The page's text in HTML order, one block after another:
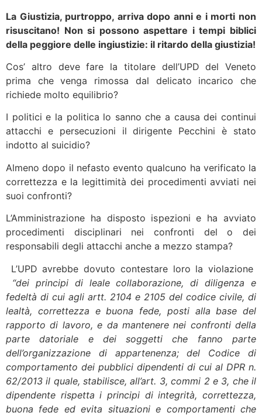
La Giustizia, purtroppo, arriva dopo anni e i morti non
risuscitano! Non si possono aspettare i tempi biblici
della peggiore delle ingiustizie: il ritardo della giustizia!
Cos’ altro deve fare la titolare dell’UPD del Veneto
prima che venga rimossa dal delicato incarico che
richiede molto equilibrio?
I politici e la politica lo sanno che a causa dei continui
attacchi e persecuzioni il dirigente Pecchini è stato
indotto al suicidio?
Almeno dopo il nefasto evento qualcuno ha verificato la
correttezza e la legittimità dei procedimenti avviati nei
suoi confronti?
L’Amministrazione ha disposto ispezioni e ha avviato
procedimenti disciplinari nei confronti del o dei
responsabili degli attacchi anche a mezzo stampa?
L’UPD avrebbe dovuto contestare loro la violazione
“dei principi di leale collaborazione, di diligenza e
fedeltà di cui agli artt. 2104 e 2105 del codice civile, di
lealtà, correttezza e buona fede, posti alla base del
rapporto di lavoro, e da mantenere nei confronti della
parte datoriale e dei soggetti che fanno parte
dell’organizzazione di appartenenza; del Codice di
comportamento dei pubblici dipendenti di cui al DPR n.
62/2013 il quale, stabilisce, all’art. 3, commi 2 e 3, che il
dipendente rispetta i principi di integrità, correttezza,
buona fede ed evita situazioni e comportamenti che